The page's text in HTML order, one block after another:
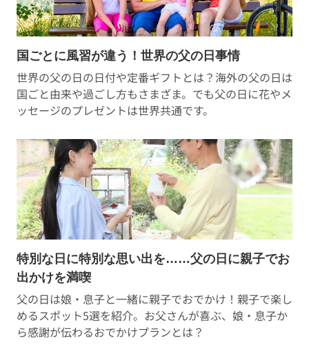
国ごとに風習が違う！世界の父の日事情
世界の父の日の日付や定番ギフトとは？海外の父の日は
国ごと由来や過ごし方もさまざま。でも父の日に花やメ
ッセージのプレゼントは世界共通です。
特別な日に特別な思い出を……父の日に親子でお
出かけを満喫
父の日は娘・息子と一緒に親子でおでかけ！親子で楽し
めるスポット5選を紹介。お父さんが喜ぶ、娘・息子か
ら感謝が伝わるおでかけプランとは？